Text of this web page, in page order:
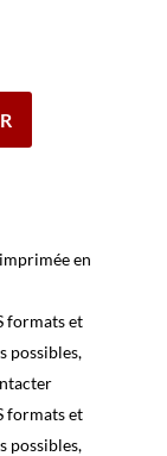
en
formats et
possibles,
formats et
possibles,